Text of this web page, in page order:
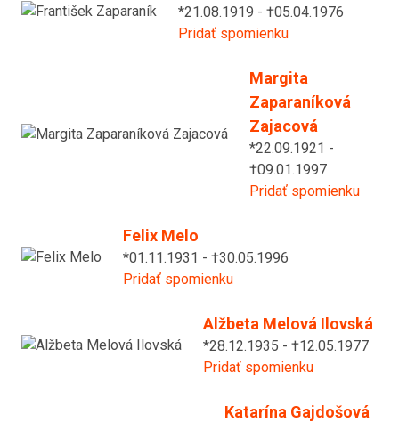
*21.08.1919 - †05.04.1976
Pridať spomienku
Margita
Zaparaníková
Zajacová
*22.09.1921 -
†09.01.1997
Pridať spomienku
Felix Melo
*01.11.1931 - †30.05.1996
Pridať spomienku
Alžbeta Melová Ilovská
*28.12.1935 - †12.05.1977
Pridať spomienku
Katarína Gajdošová